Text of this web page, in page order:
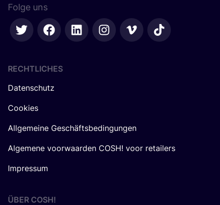
Folge uns
RECHTLICHES
Datenschutz
Cookies
Allgemeine Geschäftsbedingungen
Algemene voorwaarden COSH! voor retailers
Impressum
ÜBER COSH!